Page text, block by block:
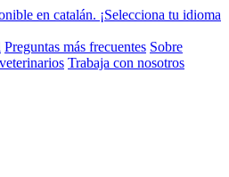
en catalán. ¡Selecciona tu idioma
Preguntas más frecuentes Sobre
Trabaja con nosotros